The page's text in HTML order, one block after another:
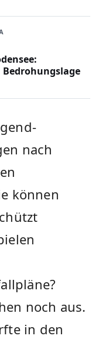
nach
können
noch aus.
in den